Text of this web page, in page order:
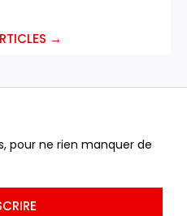
→
pour ne rien manquer de